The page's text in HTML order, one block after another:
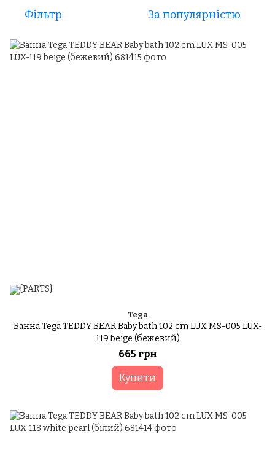
Фільтр За популярністю
Tega
Ванна Tega TEDDY BEAR Baby bath 102 cm LUX MS-005 LUX-
119 beige (бежевий)
665 грн
Купити